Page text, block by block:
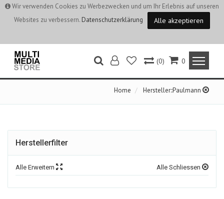
Wir verwenden Cookies zu Werbezwecken und um Ihr Erlebnis auf unseren
Websites zu verbessern. Datenschutzerklärung Alle akzeptieren
0
(0)
Home Hersteller::Paulmann
Herstellerfilter
Alle Erweitern Alle Schliessen